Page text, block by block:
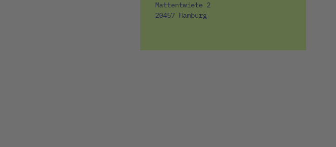
Mattentwiete 2
20457 Hamburg